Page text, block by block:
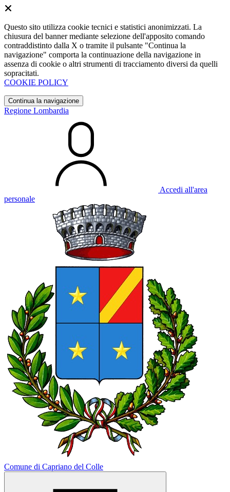
Questo sito utilizza cookie tecnici e statistici anonimizzati. La
chiusura del banner mediante selezione dell'apposito comando
contraddistinto dalla X o tramite il pulsante "Continua la
navigazione" comporta la continuazione della navigazione in
assenza di cookie o altri strumenti di tracciamento diversi da quelli
sopracitati.
COOKIE POLICY
Continua la navigazione
Regione Lombardia
Accedi all'area
personale
Comune di Capriano del Colle